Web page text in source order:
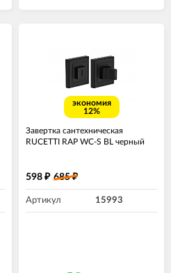
экономия
12%
Завертка сантехническая
RUCETTI RAP WC-S BL черный
598 ₽ 685₽
Артикул 15993